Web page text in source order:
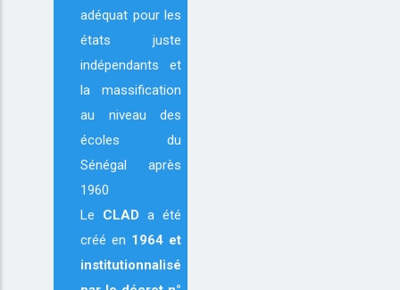
adéquat pour les
états juste
indépendants et
la massification
au niveau des
écoles du
Sénégal après
1960
Le CLAD a été
créé en 1964 et
institutionnalisé